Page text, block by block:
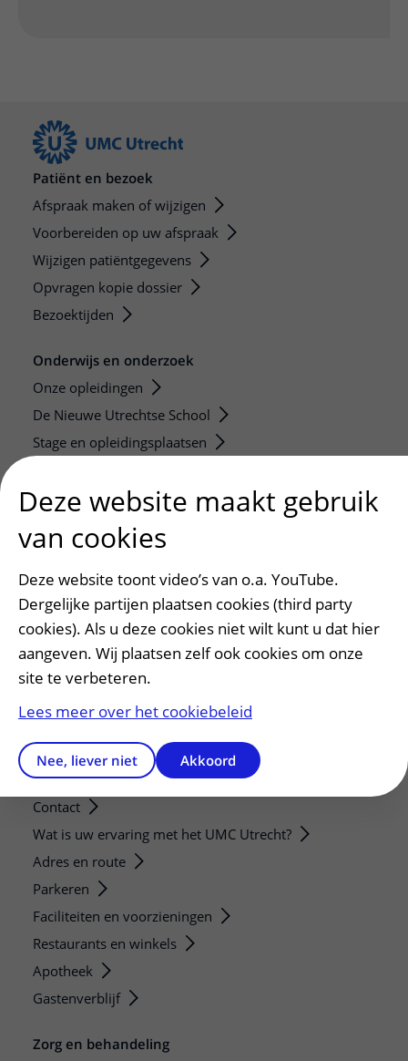
Patiënt en bezoek
Afspraak maken of wijzigen
Voorbereiden op uw afspraak
Wijzigen patiëntgegevens
Opvragen kopie dossier
Bezoektijden
Onderwijs en onderzoek
Onze opleidingen
De Nieuwe Utrechtse School
Stage en opleidingsplaatsen
Strategic programs
Research groups
Researchers
Research technologies
Verwijzers
Mijn patiënt verwijzen
Teleconsult aanvragen
Diagnostiek aanvragen
Service, contact en faciliteiten
Contact
Wat is uw ervaring met het UMC Utrecht?
Adres en route
Parkeren
Faciliteiten en voorzieningen
Restaurants en winkels
Apotheek
Gastenverblijf
Zorg en behandeling
Deze website maakt gebruik
van cookies
Deze website toont video’s van o.a. YouTube.
Dergelijke partijen plaatsen cookies (third party
cookies). Als u deze cookies niet wilt kunt u dat hier
aangeven. Wij plaatsen zelf ook cookies om onze
site te verbeteren.
Lees meer over het cookiebeleid
Nee, liever niet Akkoord